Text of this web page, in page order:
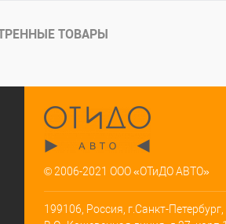
ТОВАРЫ
© 2006-2021 ООО «ОТиДО АВТО»
199106, Россия, г.Санкт-Петербург,